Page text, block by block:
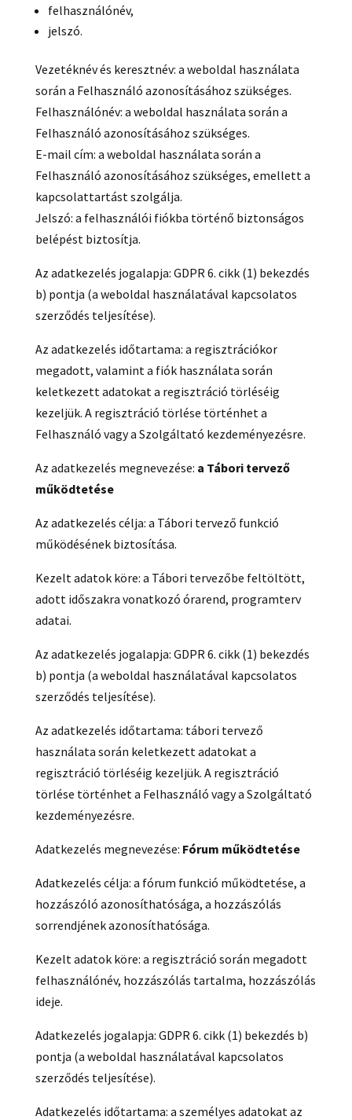
felhasználónév,
jelszó.
Vezetéknév és keresztnév: a weboldal használata
során a Felhasználó azonosításához szükséges.
Felhasználónév: a weboldal használata során a
Felhasználó azonosításához szükséges.
E-mail cím: a weboldal használata során a
Felhasználó azonosításához szükséges, emellett a
kapcsolattartást szolgálja.
Jelszó: a felhasználói fiókba történő biztonságos
belépést biztosítja.
Az adatkezelés jogalapja: GDPR 6. cikk (1) bekezdés
b) pontja (a weboldal használatával kapcsolatos
szerződés teljesítése).
Az adatkezelés időtartama: a regisztrációkor
megadott, valamint a fiók használata során
keletkezett adatokat a regisztráció törléséig
kezeljük. A regisztráció törlése történhet a
Felhasználó vagy a Szolgáltató kezdeményezésre.
Az adatkezelés megnevezése: a Tábori tervező
működtetése
Az adatkezelés célja: a Tábori tervező funkció
működésének biztosítása.
Kezelt adatok köre: a Tábori tervezőbe feltöltött,
adott időszakra vonatkozó órarend, programterv
adatai.
Az adatkezelés jogalapja: GDPR 6. cikk (1) bekezdés
b) pontja (a weboldal használatával kapcsolatos
szerződés teljesítése).
Az adatkezelés időtartama: tábori tervező
használata során keletkezett adatokat a
regisztráció törléséig kezeljük. A regisztráció
törlése történhet a Felhasználó vagy a Szolgáltató
kezdeményezésre.
Adatkezelés megnevezése: Fórum működtetése
Adatkezelés célja: a fórum funkció működtetése, a
hozzászóló azonosíthatósága, a hozzászólás
sorrendjének azonosíthatósága.
Kezelt adatok köre: a regisztráció során megadott
felhasználónév, hozzászólás tartalma, hozzászólás
ideje.
Adatkezelés jogalapja: GDPR 6. cikk (1) bekezdés b)
pontja (a weboldal használatával kapcsolatos
szerződés teljesítése).
Adatkezelés időtartama: a személyes adatokat az